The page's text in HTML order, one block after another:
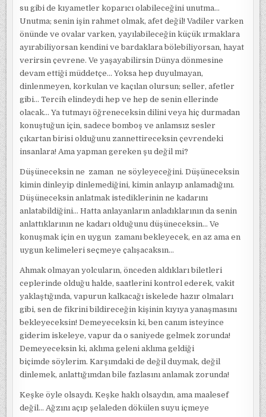
su gibi de kıyametler koparıcı olabileceğini unutma…
Unutma; senin işin rahmet olmak, afet değil! Vadiler varken
önünde ve ovalar varken, yayılabileceğin küçük ırmaklara
ayırabiliyorsan kendini ve bardaklara bölebiliyorsan, hayat
verirsin çevrene. Ve yaşayabilirsin Dünya dönmesine
devam ettiği müddetçe… Yoksa hep duyulmayan,
dinlenmeyen, korkulan ve kaçılan olursun; seller, afetler
gibi… Tercih elindeydi hep ve hep de senin ellerinde
olacak… Ya tutmayı öğreneceksin dilini veya hiç durmadan
konuştuğun için, sadece bomboş ve anlamsız sesler
çıkartan birisi olduğunu zannettireceksin çevrendeki
insanlara! Ama yapman gereken şu değil mi?
Düşüneceksin ne zaman ne söyleyeceğini. Düşüneceksin
kimin dinleyip dinlemediğini, kimin anlayıp anlamadığını.
Düşüneceksin anlatmak istediklerinin ne kadarını
anlatabildiğini… Hatta anlayanların anladıklarının da senin
anlattıklarının ne kadarı olduğunu düşüneceksin… Ve
konuşmak için en uygun zamanı bekleyecek, en az ama en
uygun kelimeleri seçmeye çalışacaksın…
Ahmak olmayan yolcuların, önceden aldıkları biletleri
ceplerinde olduğu halde, saatlerini kontrol ederek, vakit
yaklaştığında, vapurun kalkacağı iskelede hazır olmaları
gibi, sen de fikrini bildireceğin kişinin kıyıya yanaşmasını
bekleyeceksin! Demeyeceksin ki, ben canım isteyince
giderim iskeleye, vapur da o saniyede gelmek zorunda!
Demeyeceksin ki, aklıma geleni aklıma geldiği
biçimde söylerim. Karşımdaki de değil duymak, değil
dinlemek, anlattığımdan bile fazlasını anlamak zorunda!
Keşke öyle olsaydı. Keşke haklı olsaydın, ama maalesef
değil… Ağzını açıp şelaleden dökülen suyu içmeye